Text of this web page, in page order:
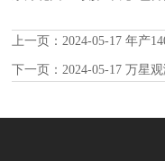
上一页：2024-05-17 年产
下一页： 2024-05-17 万星